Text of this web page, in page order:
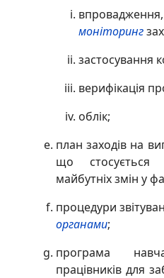
моніторинг
застосування
верифікація
облік;
план заходів на
що стосується
майбутніх змін у
процедури
органами;
програма
працівників для